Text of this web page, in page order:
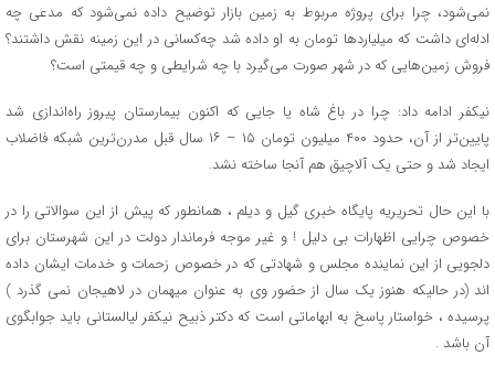
نمی‌شود، چرا برای پروژه مربوط به زمین بازار توضیح داده نمی‌شود که مدعی چه
ادله‌ای داشت که میلیاردها تومان به او داده شد چه‌کسانی در این زمینه نقش داشتند؟
فروش زمین‌هایی که در شهر صورت می‌گیرد با چه شرایطی و چه قیمتی است؟
نیکفر ادامه داد: چرا در باغ شاه یا جایی که اکنون بیمارستان پیروز راه‌اندازی شد
پایین‌تر از آن، حدود ۴۰۰ میلیون تومان ۱۵ – ۱۶ سال قبل مدرن‌ترین شبکه فاضلاب
ایجاد شد و حتی یک آلاچیق هم آنجا ساخته نشد.
با این حال تحریریه پایگاه خبری گیل و دیلم ، همانطور که پیش از این سوالاتی را در
خصوص چرایی اظهارات بی دلیل ! و غیر موجه فرماندار دولت در این شهرستان برای
دلجویی از این نماینده مجلس و شهادتی که در خصوص زحمات و خدمات ایشان داده
اند (در حالیکه هنوز یک سال از حضور وی به عنوان میهمان در لاهیجان نمی گذرد )
پرسیده ، خواستار پاسخ به ابهاماتی است که دکتر ذبیح نیکفر لیالستانی باید جوابگوی
آن باشد .